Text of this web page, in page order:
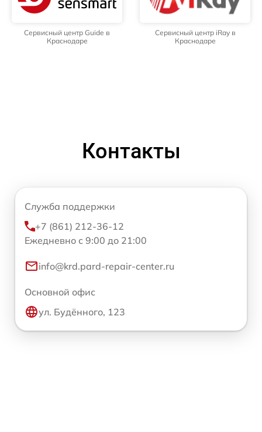
Сервисный центр Guide в
Краснодаре
Сервисный центр iRay в
Краснодаре
Контакты
Служба поддержки
+7 (861) 212-36-12
Ежедневно с 9:00 до 21:00
info@krd.pard-repair-center.ru
Основной офис
ул. Будённого, 123